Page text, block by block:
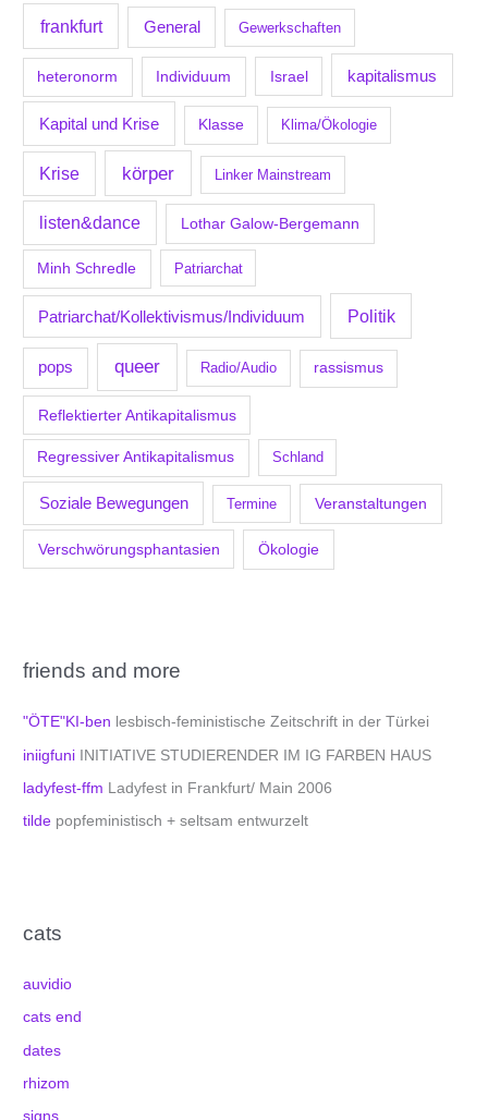
frankfurt General Gewerkschaften
heteronorm Individuum Israel kapitalismus
Kapital und Krise Klasse Klima/Ökologie
Krise körper Linker Mainstream
listen&dance Lothar Galow-Bergemann
Minh Schredle Patriarchat
Patriarchat/Kollektivismus/Individuum Politik
pops queer Radio/Audio rassismus
Reflektierter Antikapitalismus
Regressiver Antikapitalismus Schland
Soziale Bewegungen Termine Veranstaltungen
Verschwörungsphantasien Ökologie
friends and more
"ÖTE"KI-ben lesbisch-feministische Zeitschrift in der Türkei
iniigfuni INITIATIVE STUDIERENDER IM IG FARBEN HAUS
ladyfest-ffm Ladyfest in Frankfurt/ Main 2006
tilde popfeministisch + seltsam entwurzelt
cats
auvidio
cats end
dates
rhizom
signs